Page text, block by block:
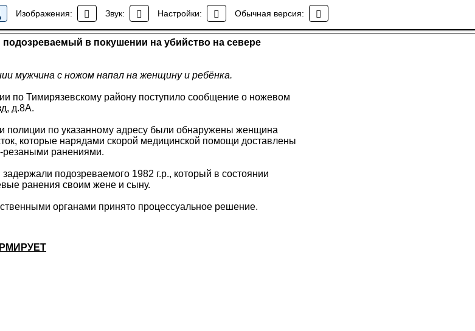
Изображения: Звук: Настройки: Обычная версия:
Новости района Коптево
в покушении на убийство на севере
в покушении на убийство на севере
мужчина с ножом напал на женщину и ребёнка.
по Тимирязевскому району поступило сообщение о ножевом
д.8А.
полиции по указанному адресу были обнаружены женщина
которые нарядами скорой медицинской помощи доставлены
резаными ранениями.
подозреваемого 1982 г.р., который в состоянии
ранения своим жене и сыну.
органами принято процессуальное решение.